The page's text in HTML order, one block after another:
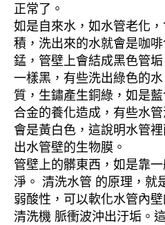
正常了。
如是自來水，如水管老化
積，洗出來的水就會是咖
錳，管壁上會結成黑色管
一樣黑，有些洗出綠色的
質，生鏽產生銅綠，如是
合金的養化造成，有些水
會是黃白色，這說明水管
出水管壁的生物膜。
管壁上的髒東西，如是靠
淨。 清洗水管 的原理，就
弱酸性，可以軟化水管內
清洗機 脈衝波沖出汙垢。